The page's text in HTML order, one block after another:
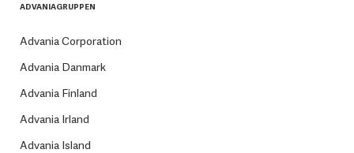
ADVANIAGRUPPEN
Advania Corporation
Advania Danmark
Advania Finland
Advania Irland
Advania Island